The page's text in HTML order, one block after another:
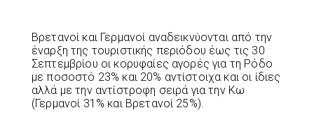
Βρετανοί και Γερμανοί αναδεικνύονται από την
έναρξη της τουριστικής περιόδου έως τις 30
Σεπτεμβρίου οι κορυφαίες αγορές για τη Ρόδο
με ποσοστό 23% και 20% αντίστοιχα και οι ίδιες
αλλά με την αντίστροφη σειρά για την Κω
(Γερμανοί 31% και Βρετανοί 25%).